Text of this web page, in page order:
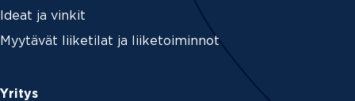
Ideat ja vinkit
Myytävät liiketilat ja liiketoiminnot
Yritys